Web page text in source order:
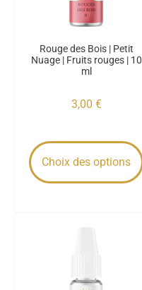
Rouge des Bois | Petit
Nuage | Fruits rouges | 10
ml
3,00 €
Choix des options